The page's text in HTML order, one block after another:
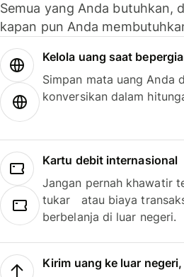
Semua yang Anda butuhkan,
kapan pun Anda
Kelola uang saat
Simpan mata uang Anda
konversikan dalam
Kartu debit internasional
Jangan pernah khawatir
tukar atau biaya
berbelanja di luar negeri.
Kirim uang ke luar